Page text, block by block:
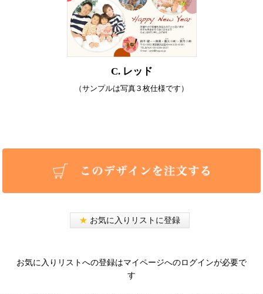
C. レッド
（サンプルは写真３枚仕様です）
★ お気に入りリストに登録
お気に入りリストへの登録はマイページへのログインが必要で
す